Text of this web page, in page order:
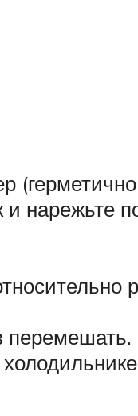
и нарежьте
перемешать.